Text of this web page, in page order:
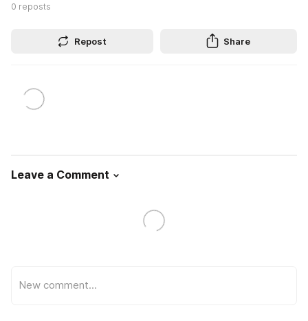
0 reposts
Repost Share
Leave a Comment